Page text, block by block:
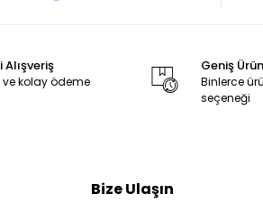
Alışveriş
ve kolay ödeme
Geniş
Binlerce
seçeneği
Bize Ulaşın